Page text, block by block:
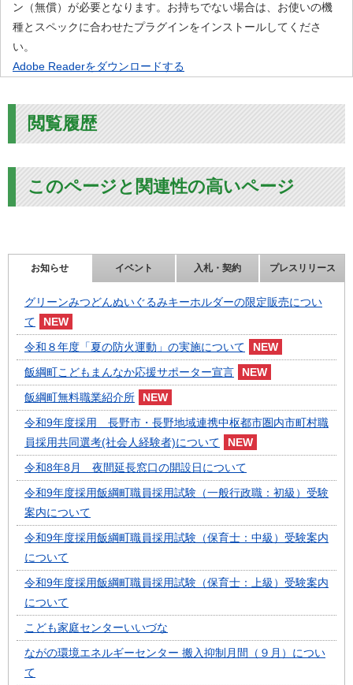
ン（無償）が必要となります。お持ちでない場合は、お使いの機
種とスペックに合わせたプラグインをインストールしてくださ
い。
Adobe Readerをダウンロードする
閲覧履歴
このページと関連性の高いページ
お知らせ イベント 入札・契約 プレスリリース
グリーンみつどんぬいぐるみキーホルダーの限定販売につい
て
令和８年度「夏の防火運動」の実施について
飯綱町こどもまんなか応援サポーター宣言
飯綱町無料職業紹介所
令和9年度採用 長野市・長野地域連携中枢都市圏内市町村職
員採用共同選考(社会人経験者)について
令和8年8月 夜間延長窓口の開設日について
令和9年度採用飯綱町職員採用試験（一般行政職：初級）受験
案内について
令和9年度採用飯綱町職員採用試験（保育士：中級）受験案内
について
令和9年度採用飯綱町職員採用試験（保育士：上級）受験案内
について
こども家庭センターいいづな
ながの環境エネルギーセンター 搬入抑制月間（９月）につい
て